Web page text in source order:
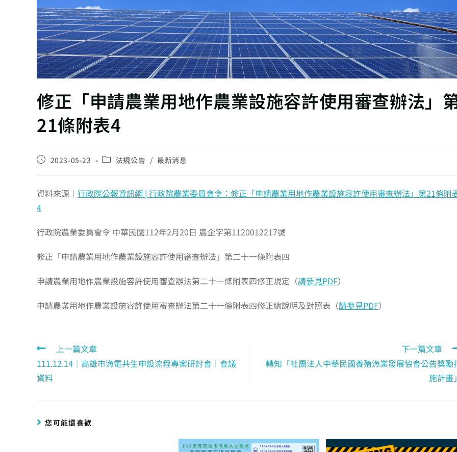
修正「申請農業用地作農業設施容許使用審查辦法」
21條附表4
2023-05-23 法規公告 / 最新消息
資料來源｜ 行政院公報資訊網 | 行政院農業委員會令：修正「申請農業用地作農業設施容許使用審查辦法」第21條附
4
行政院農業委員會令 中華民國112年2月20日 農企字第1120012217號
修正「申請農業用地作農業設施容許使用審查辦法」第二十一條附表四
申請農業用地作農業設施容許使用審查辦法第二十一條附表四修正規定（請參見PDF）
申請農業用地作農業設施容許使用審查辦法第二十一條附表四修正總說明及對照表（請參見PDF）
上一篇文章
111.12.14｜高雄市漁電共生申設流程專案研討會｜會議
資料
下一篇文章
轉知「社團法人中華民國養殖漁業發展協會公告獎勵
施計畫
您可能還喜歡